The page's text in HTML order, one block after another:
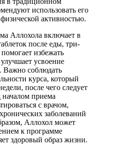
использовать его
активностью.
Аллохола включает в
после еды, три-
избежать
усвоение
Важно соблюдать
курса, который
после чего следует
началом приема
с врачом,
заболеваний
Аллохол может
к программе
здоровый образ жизни.